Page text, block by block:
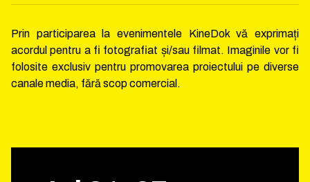
Prin participarea la evenimentele KineDok vă exprimați
acordul pentru a fi fotografiat și/sau filmat. Imaginile vor fi
folosite exclusiv pentru promovarea proiectului pe diverse
canale media, fără scop comercial.